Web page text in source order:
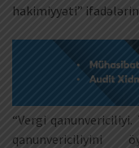
hakimiyyəti”
“Vergi
qanunvericiliyini